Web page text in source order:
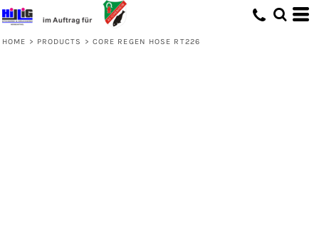
HOME > PRODUCTS > CORE REGEN HOSE RT226